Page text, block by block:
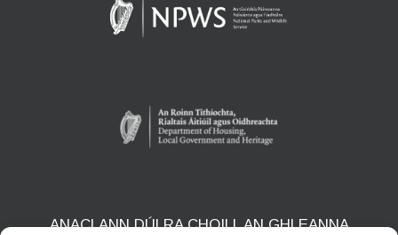
ANACLANN DÚLRA CHOILL AN GHLEANNA